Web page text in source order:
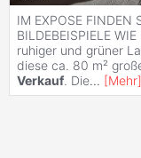
IM EXPOSE FINDEN
BILDEBEISPIELE WIE
ruhiger und grüner
diese ca. 80 m²
Verkauf. Die... [Mehr]